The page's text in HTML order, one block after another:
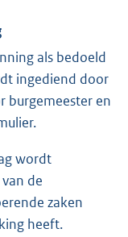
als bedoeld
ingediend door
burgemeester en
wordt
de
zaken
heeft.